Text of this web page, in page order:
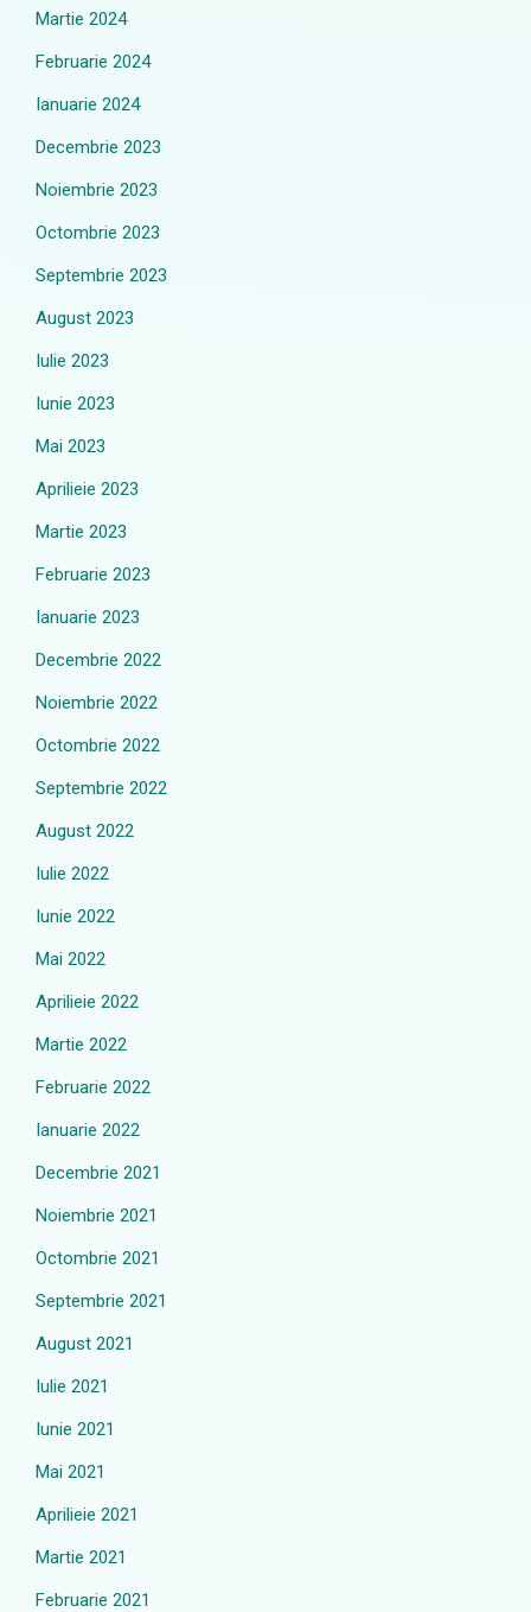
Martie 2024
Februarie 2024
Ianuarie 2024
Decembrie 2023
Noiembrie 2023
Octombrie 2023
Septembrie 2023
August 2023
Iulie 2023
Iunie 2023
Mai 2023
Aprilieie 2023
Martie 2023
Februarie 2023
Ianuarie 2023
Decembrie 2022
Noiembrie 2022
Octombrie 2022
Septembrie 2022
August 2022
Iulie 2022
Iunie 2022
Mai 2022
Aprilieie 2022
Martie 2022
Februarie 2022
Ianuarie 2022
Decembrie 2021
Noiembrie 2021
Octombrie 2021
Septembrie 2021
August 2021
Iulie 2021
Iunie 2021
Mai 2021
Aprilieie 2021
Martie 2021
Februarie 2021